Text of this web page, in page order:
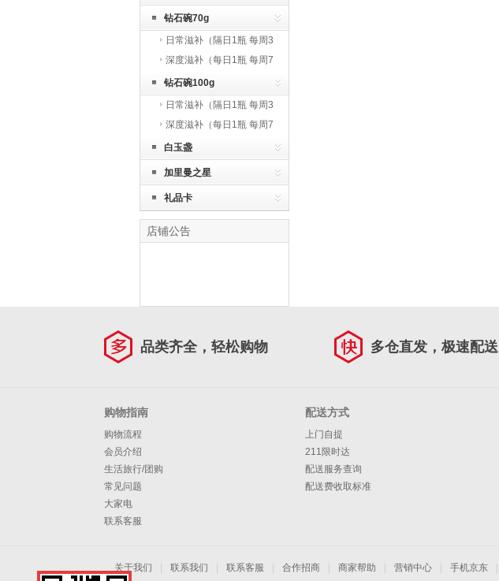
钻石碗70g
日常滋补（隔日1瓶 每周3
瓶）
深度滋补（每日1瓶 每周7
瓶）
钻石碗100g
日常滋补（隔日1瓶 每周3
瓶）
深度滋补（每日1瓶 每周7
瓶）
白玉盏
加里曼之星
礼品卡
店铺公告
品类齐全，轻松购物 多仓直发，极速配送
购物指南
购物流程
会员介绍
生活旅行/团购
常见问题
大家电
联系客服
配送方式
上门自提
211限时达
配送服务查询
配送费收取标准
关于我们 联系我们 联系客服 合作招商 商家帮助 营销中心 手机京东